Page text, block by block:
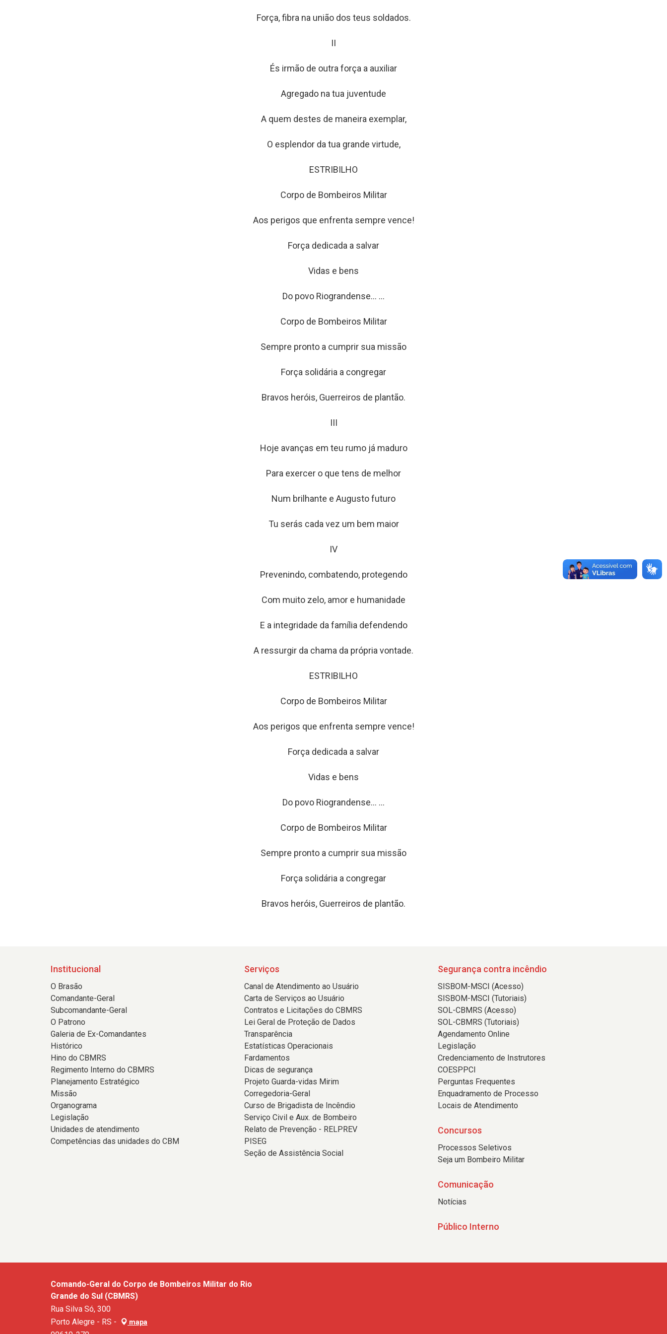
Força, fibra na união dos teus soldados.
II
És irmão de outra força a auxiliar
Agregado na tua juventude
A quem destes de maneira exemplar,
O esplendor da tua grande virtude,
ESTRIBILHO
Corpo de Bombeiros Militar
Aos perigos que enfrenta sempre vence!
Força dedicada a salvar
Vidas e bens
Do povo Riograndense... ...
Corpo de Bombeiros Militar
Sempre pronto a cumprir sua missão
Força solidária a congregar
Bravos heróis, Guerreiros de plantão.
III
Hoje avanças em teu rumo já maduro
Para exercer o que tens de melhor
Num brilhante e Augusto futuro
Tu serás cada vez um bem maior
IV
Prevenindo, combatendo, protegendo
Com muito zelo, amor e humanidade
E a integridade da família defendendo
A ressurgir da chama da própria vontade.
ESTRIBILHO
Corpo de Bombeiros Militar
Aos perigos que enfrenta sempre vence!
Força dedicada a salvar
Vidas e bens
Do povo Riograndense... ...
Corpo de Bombeiros Militar
Sempre pronto a cumprir sua missão
Força solidária a congregar
Bravos heróis, Guerreiros de plantão.
Institucional
O Brasão
Comandante-Geral
Subcomandante-Geral
O Patrono
Galeria de Ex-Comandantes
Histórico
Hino do CBMRS
Regimento Interno do CBMRS
Planejamento Estratégico
Missão
Organograma
Legislação
Unidades de atendimento
Competências das unidades do CBM
Serviços
Canal de Atendimento ao Usuário
Carta de Serviços ao Usuário
Contratos e Licitações do CBMRS
Lei Geral de Proteção de Dados
Transparência
Estatísticas Operacionais
Fardamentos
Dicas de segurança
Projeto Guarda-vidas Mirim
Corregedoria-Geral
Curso de Brigadista de Incêndio
Serviço Civil e Aux. de Bombeiro
Relato de Prevenção - RELPREV
PISEG
Seção de Assistência Social
Segurança contra incêndio
SISBOM-MSCI (Acesso)
SISBOM-MSCI (Tutoriais)
SOL-CBMRS (Acesso)
SOL-CBMRS (Tutoriais)
Agendamento Online
Legislação
Credenciamento de Instrutores
COESPPCI
Perguntas Frequentes
Enquadramento de Processo
Locais de Atendimento
Concursos
Processos Seletivos
Seja um Bombeiro Militar
Comunicação
Notícias
Público Interno
Comando-Geral do Corpo de Bombeiros Militar do Rio
Grande do Sul (CBMRS)
Rua Silva Só, 300
Porto Alegre - RS -
mapa